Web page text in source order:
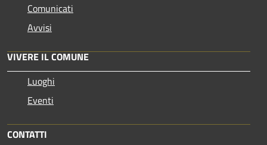
Comunicati
Avvisi
VIVERE IL COMUNE
Luoghi
Eventi
CONTATTI